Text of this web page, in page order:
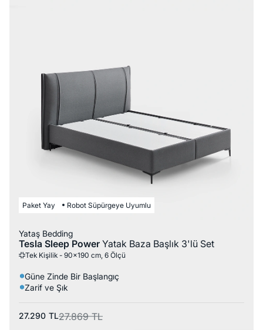
Paket Yay Robot Süpürgeye Uyumlu
Yataş Bedding
Tesla Sleep Power Yatak Baza Başlık 3'lü Set
Tek Kişilik - 90x190 cm, 6 Ölçü
Güne Zinde Bir Başlangıç
Zarif ve Şık
27.869 TL
27.290 TL